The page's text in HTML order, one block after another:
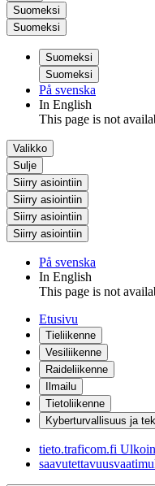
Suomeksi
Suomeksi
Suomeksi
Suomeksi
På svenska
In English
This page is not
Valikko
Sulje
Siirry asiointiin
Siirry asiointiin
Siirry asiointiin
Siirry asiointiin
På svenska
In English
This page is not
Etusivu
Tieliikenne
Vesiliikenne
Raideliikenne
Ilmailu
Tietoliikenne
Kyberturvallisuus ja
tieto.traficom.fi